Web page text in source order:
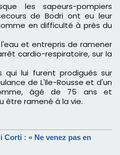
de Bodri ont eu leur
en difficulté à près du
et entrepris de ramener
cardio-respiratoire, sur la
qui lui furent prodigués sur
de L'Ile-Rousse et d'un
âgé de 75 ans et
être ramené à la vie.
Corti : « Ne venez pas en